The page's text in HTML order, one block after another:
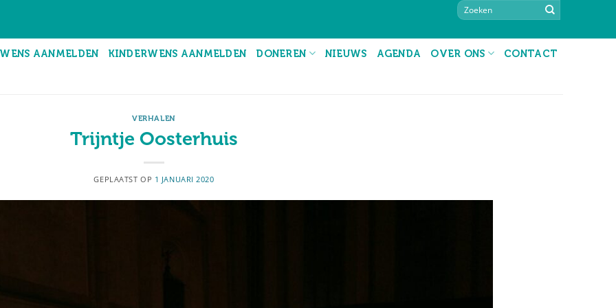
WENS AANMELDEN KINDERWENS AANMELDEN DONEREN NIEUWS AGENDA OVER ONS CONTACT
VERHALEN
Trijntje Oosterhuis
GEPLAATST OP 1 JANUARI 2020